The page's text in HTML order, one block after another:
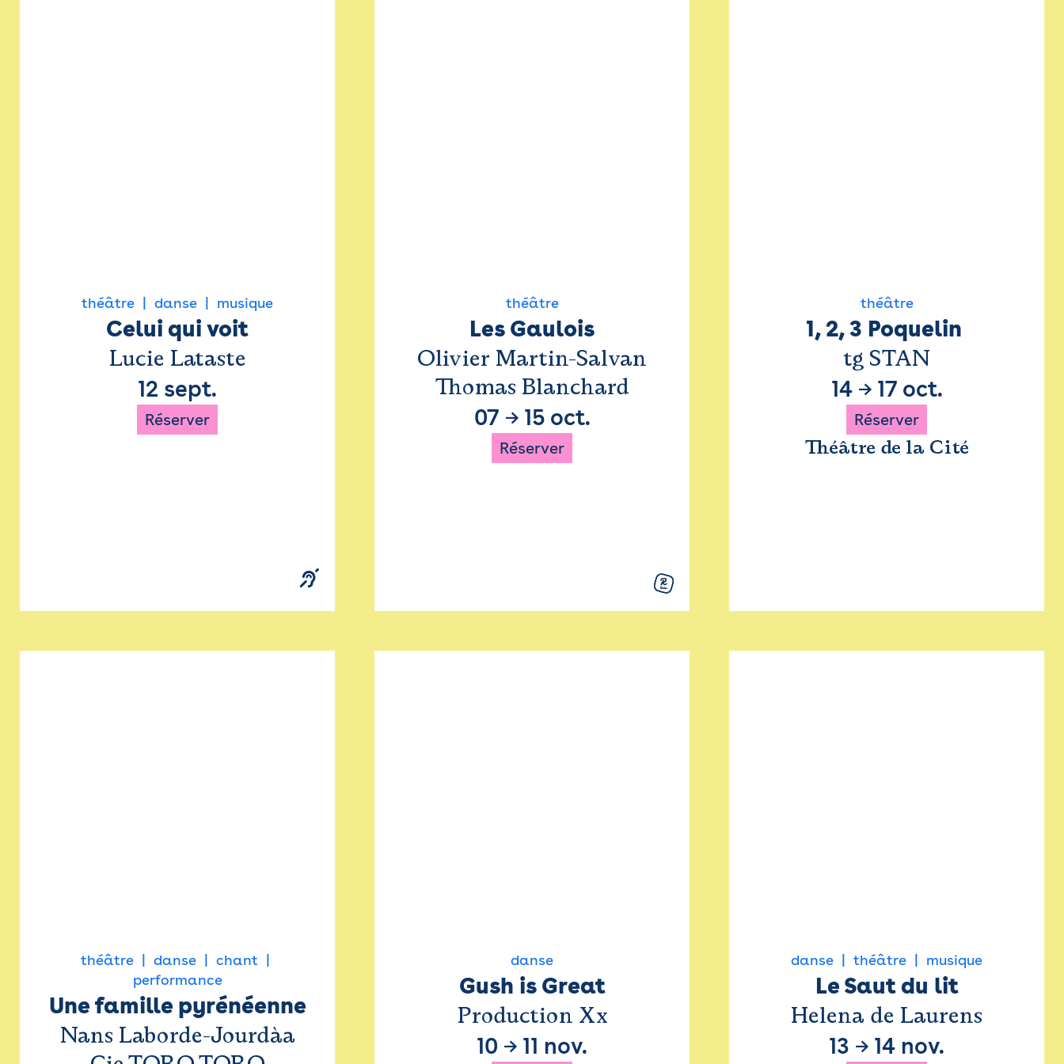
théâtre danse musique
Celui qui voit
Lucie Lataste
12 sept.
Réserver
théâtre
Les Gaulois
Olivier Martin-Salvan
Thomas Blanchard
07 → 15 oct.
Réserver
théâtre
1, 2, 3 Poquelin
tg STAN
14→ 17 oct.
Réserver
Théâtre de la Cité
théâtre danse
chant
performance
Une famille pyrénéenne
Nans Laborde-Jourdàa
danse
Gush is Great
Production Xx
10 → 11 nov.
danse théâtre musique
Le Saut du lit
Helena de Laurens
13 → 14 nov.